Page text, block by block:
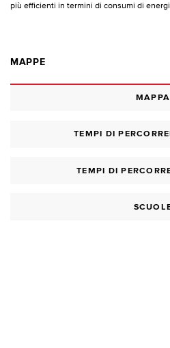
più efficienti in termini di consumi di
MAPPE
MAPPA
TEMPI DI
TEMPI DI